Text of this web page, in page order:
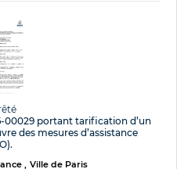
00029 portant tarification d’un
des mesures d’assistance
Ville de Paris